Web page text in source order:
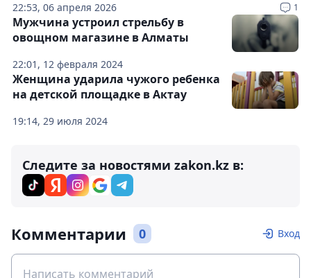
22:53, 06 апреля 2026 1
22:01, 12 февраля 2024
Мужчина устроил стрельбу в
овощном магазине в Алматы
19:14, 29 июля 2024
Женщина ударила чужого ребенка
на детской площадке в Актау
Следите за новостями zakon.kz в:
Комментарии 0 Вход